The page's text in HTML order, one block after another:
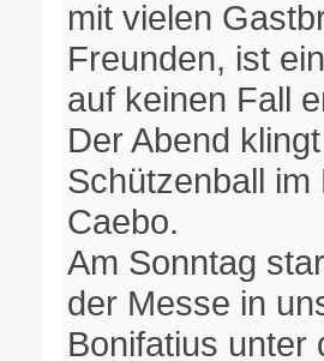
mit vielen
Freunden, ist
auf keinen Fall
Der Abend
Schützenball
Caebo.
Am Sonntag
der Messe in
Bonifatius unter